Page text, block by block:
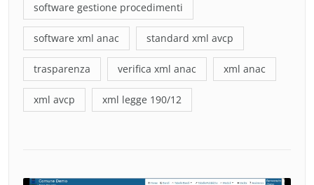
software gestione procedimenti
software xml anac standard xml avcp
trasparenza verifica xml anac xml anac
xml avcp xml legge 190/12